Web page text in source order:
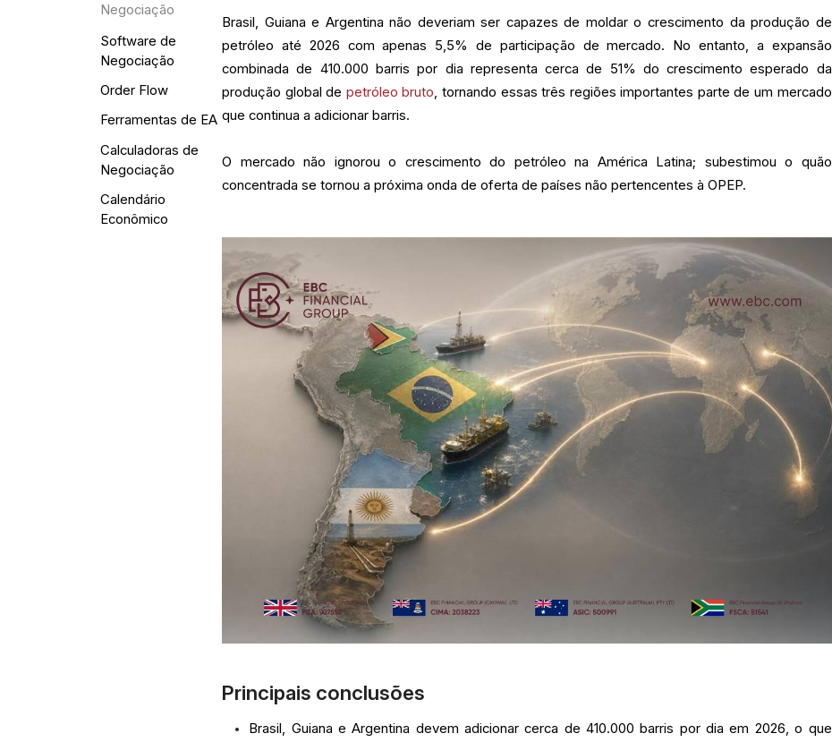
Negociação
Software de
Negociação
Order Flow
Ferramentas de EA
Calculadoras de
Negociação
Calendário
Econômico
Brasil, Guiana e Argentina não deveriam ser capazes de moldar o crescimento da produção de
petróleo até 2026 com apenas 5,5% de participação de mercado. No entanto, a expansão
combinada de 410.000 barris por dia representa cerca de 51% do crescimento esperado da
produção global de petróleo bruto, tornando essas três regiões importantes parte de um mercado
que continua a adicionar barris.
O mercado não ignorou o crescimento do petróleo na América Latina; subestimou o quão
concentrada se tornou a próxima onda de oferta de países não pertencentes à OPEP.
Principais conclusões
Brasil, Guiana e Argentina devem adicionar cerca de 410.000 barris por dia em 2026, o que